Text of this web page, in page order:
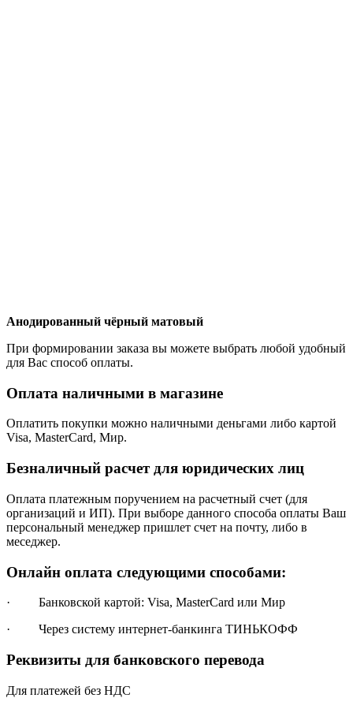
Анодированный чёрный матовый
При формировании заказа вы можете выбрать любой удобный
для Вас способ оплаты.
Оплата наличными в магазине
Оплатить покупки можно наличными деньгами либо картой
Visa, MasterCard, Мир.
Безналичный расчет для юридических лиц
Оплата платежным поручением на расчетный счет (для
организаций и ИП). При выборе данного способа оплаты Ваш
персональный менеджер пришлет счет на почту, либо в
меседжер.
Онлайн оплата следующими способами:
· Банковской картой: Visa, MasterCard или Мир
· Через систему интернет-банкинга ТИНЬКОФФ
Реквизиты для банковского перевода
Для платежей без НДС